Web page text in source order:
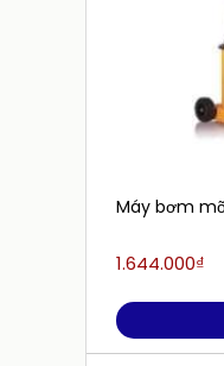
Máy bơm
1.644.000₫